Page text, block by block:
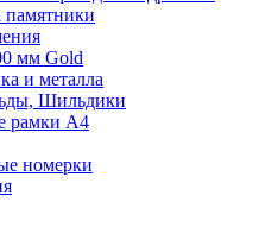
памятники
мм Gold
и металла
Шильдики
рамки А4
номерки